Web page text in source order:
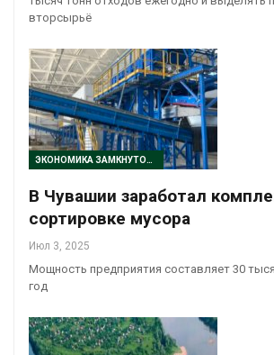
вторсырьё
ЭКОНОМИКА ЗАМКНУТОГО ЦИКЛА
В Чувашии заработал
сортировке мусора
Июл 3, 2025
Мощность предприятия составляет 30
год